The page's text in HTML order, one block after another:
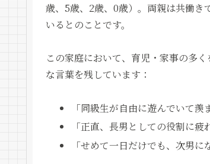
歳、5歳、2歳、0歳）。両親は共働き
いるとのことです。
この家庭において、育児・家事の多
な言葉を残しています：
「同級生が自由に遊んでいて羨
「正直、長男としての役割に疲
「せめて一日だけでも、次男に